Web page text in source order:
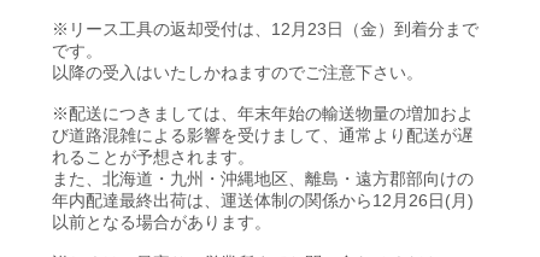
※リース工具の返却受付は、12月23日（金）到着分まで
です。
以降の受入はいたしかねますのでご注意下さい。
※配送につきましては、年末年始の輸送物量の増加およ
び道路混雑による影響を受けまして、通常より配送が遅
れることが予想されます。
また、北海道・九州・沖縄地区、離島・遠方郡部向けの
年内配達最終出荷は、運送体制の関係から12月26日(月)
以前となる場合があります。